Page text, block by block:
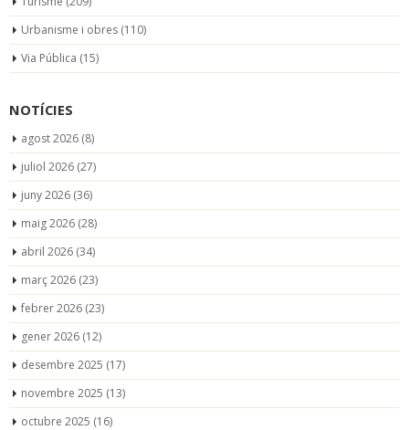
Urbanisme i obres (110)
Via Pública (15)
NOTÍCIES
agost 2026 (8)
juliol 2026 (27)
juny 2026 (36)
maig 2026 (28)
abril 2026 (34)
març 2026 (23)
febrer 2026 (23)
gener 2026 (12)
desembre 2025 (17)
novembre 2025 (13)
octubre 2025 (16)